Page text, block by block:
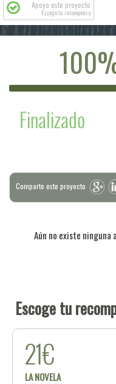
Apoya este proyecto
Escoge tu recompensa
Finalizado
Comparte este proyecto
Aún no existe ninguna
Escoge tu
21€
LA NOVELA